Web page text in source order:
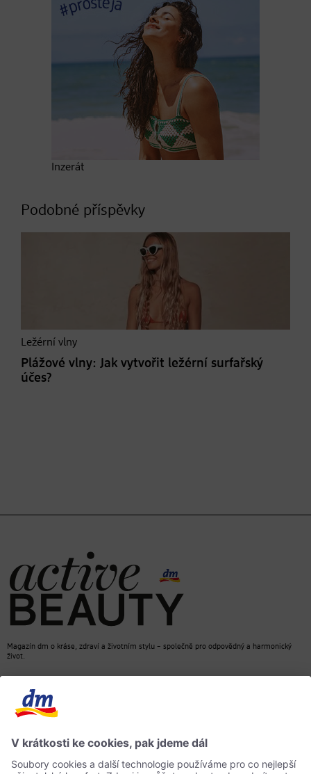
Inzerát
Podobné příspěvky
Ležérní vlny
Plážové vlny: Jak vytvořit ležérní surfařský
účes?
Magazín dm o kráse, zdraví a životním stylu – společně pro odpovědný a harmonický
život.